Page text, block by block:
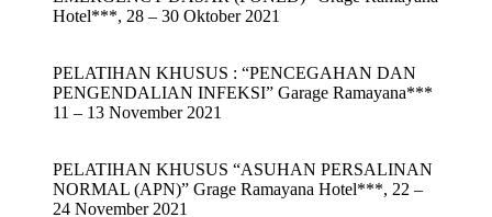
Hotel***, 28 – 30 Oktober 2021
PELATIHAN KHUSUS : “PENCEGAHAN DAN
PENGENDALIAN INFEKSI” Garage Ramayana***
11 – 13 November 2021
PELATIHAN KHUSUS “ASUHAN PERSALINAN
NORMAL (APN)” Grage Ramayana Hotel***, 22 –
24 November 2021